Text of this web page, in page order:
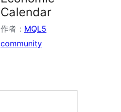
Calendar
作者： MQL5
community